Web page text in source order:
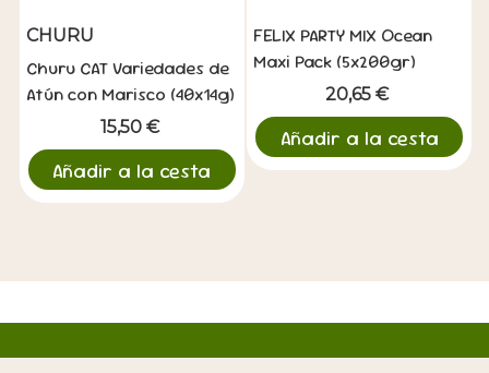
CHURU
Churu CAT Variedades de
Atún con Marisco (40x14g)
15,50 €
Añadir a la cesta
FELIX PARTY MIX Ocean
Maxi Pack (5x200gr)
20,65 €
Añadir a la cesta